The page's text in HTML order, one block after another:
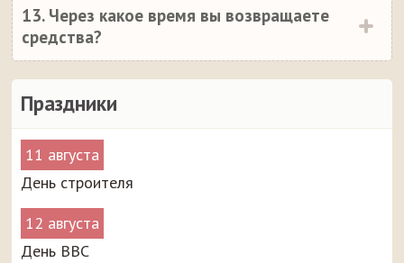
Праздники
11 августа
День строителя
12 августа
День ВВС
13. Через какое время вы возвращаете
средства?